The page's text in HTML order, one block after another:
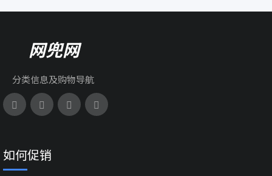
网兜网
分类信息及购物导航
如何促销